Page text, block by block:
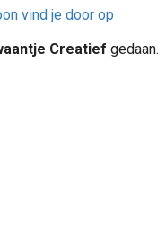
vind je door op
Creatief gedaan.